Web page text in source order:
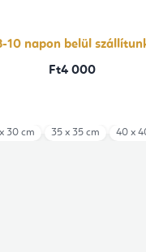
10 napon belül
Ft4 000
30 cm 35 x 35 cm 40 x